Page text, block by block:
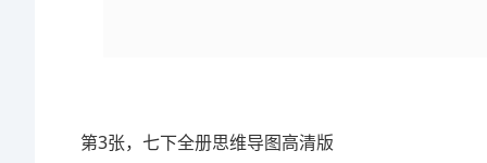
第3张，七下全册思维导图高清版